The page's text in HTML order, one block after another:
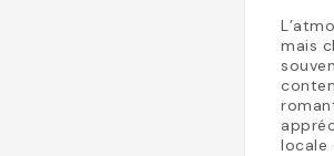
mais
locale